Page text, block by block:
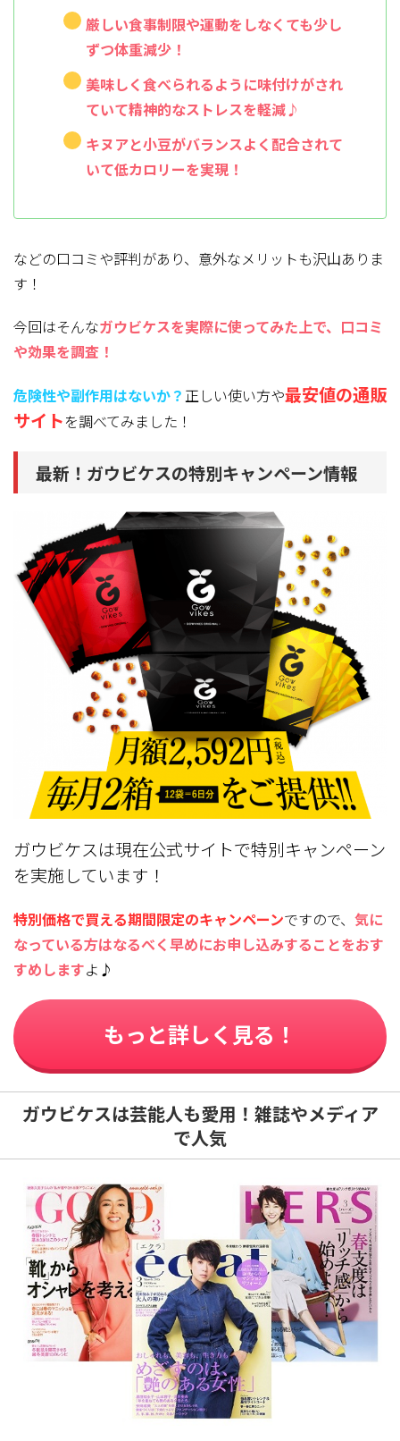
厳しい食事制限や運動をしなくても少し
ずつ体重減少！
美味しく食べられるように味付けがされ
ていて精神的なストレスを軽減♪
キヌアと小豆がバランスよく配合されて
いて低カロリーを実現！
などの口コミや評判があり、意外なメリットも沢山ありま
す！
今回はそんなガウビケスを実際に使ってみた上で、口コミ
や効果を調査！
危険性や副作用はないか？ 正しい使い方や最安値の通販
サイトを調べてみました！
最新！ガウビケスの特別キャンペーン情報
ガウビケスは現在公式サイトで特別キャンペーン
を実施しています！
特別価格で買える期間限定のキャンペーンですので、 気に
なっている方はなるべく早めにお申し込みすることをおす
すめしますよ♪
もっと詳しく見る！
ガウビケスは芸能人も愛用！雑誌やメディア
で人気